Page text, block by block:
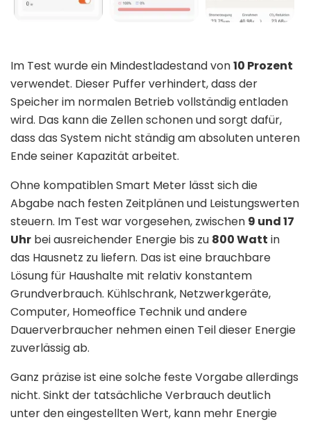
Im Test wurde ein Mindestladestand von10 Prozent
verwendet. Dieser Puffer verhindert, dass der
Speicher im normalen Betrieb vollständig entladen
wird. Das kann die Zellen schonen und sorgt dafür,
dass das System nicht ständig am absoluten unteren
Ende seiner Kapazität arbeitet.
Ohne kompatiblen Smart Meter lässt sich die
Abgabe nach festen Zeitplänen und Leistungswerten
steuern. Im Test war vorgesehen, zwischen 9 und 17
Uhr bei ausreichender Energie bis zu 800 Watt in
das Hausnetz zu liefern. Das ist eine brauchbare
Lösung für Haushalte mit relativ konstantem
Grundverbrauch. Kühlschrank, Netzwerkgeräte,
Computer, Homeoffice Technik und andere
Dauerverbraucher nehmen einen Teil dieser Energie
zuverlässig ab.
Ganz präzise ist eine solche feste Vorgabe allerdings
nicht. Sinkt der tatsächliche Verbrauch deutlich
unter den eingestellten Wert, kann mehr Energie